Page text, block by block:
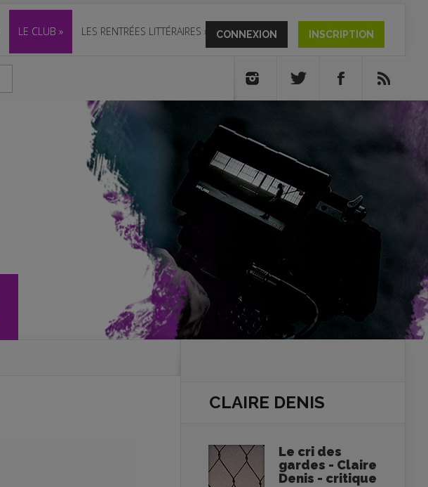
LE CLUB » LES RENTRÉES LITTÉRAIRES » CONNEXION INSCRIPTION
CLAIRE DENIS
Le cri des
gardes - Claire
Denis - critique